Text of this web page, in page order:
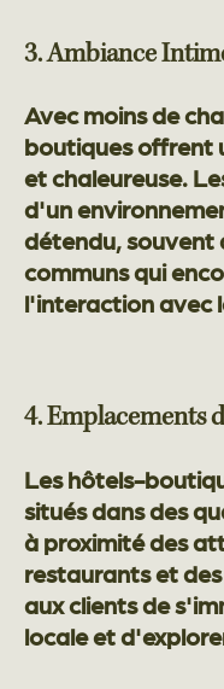
3. Ambiance
Avec moins de
boutiques offrent
et chaleureuse.
d'un
détendu, souvent
communs qui
l'interaction avec
4. Emplacements
Les hôtels-
situés dans des
à proximité des
restaurants et
aux clients de
locale et